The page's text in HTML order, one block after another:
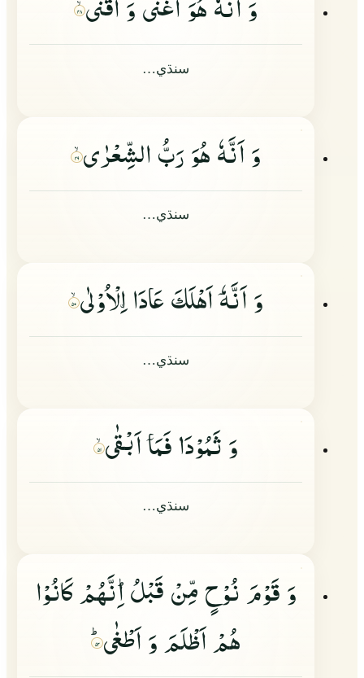
وَ اَنَّهٗ هُوَ اَغْنٰى وَ اَقْنٰى ۴۸
سنڌي…
وَ اَنَّهٗ هُوَ رَبُّ الشِّعْرٰى ۴۹
سنڌي…
وَ اَنَّهٗاَهْلَكَ عَادَا اِلْاُوْلٰى ۵۰
سنڌي…
وَ ثَمُوْدَا فَمَااَبْقٰى ۵۱
سنڌي…
وَ قَوْمَ نُوْحٍ مِّنْ قَبْلُ١ؕ اِنَّهُمْ كَانُوْا
هُمْ اَظْلَمَ وَ اَطْغٰىؕ ۵۲